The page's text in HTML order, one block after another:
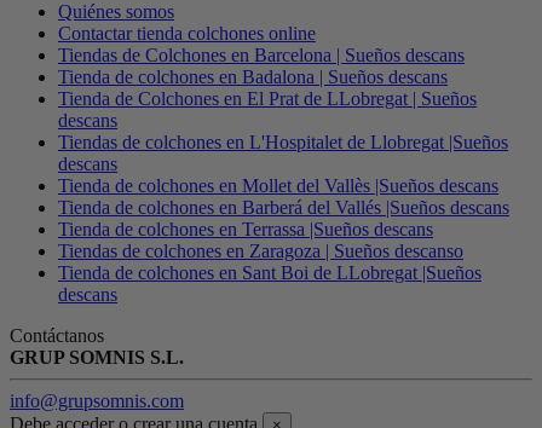
Quiénes somos
Contactar tienda colchones online
Tiendas de Colchones en Barcelona | Sueños descans
Tienda de colchones en Badalona | Sueños descans
Tienda de Colchones en El Prat de LLobregat | Sueños
descans
Tiendas de colchones en L'Hospitalet de Llobregat |Sueños
descans
Tienda de colchones en Mollet del Vallès |Sueños descans
Tienda de colchones en Barberá del Vallés |Sueños descans
Tienda de colchones en Terrassa |Sueños descans
Tiendas de colchones en Zaragoza | Sueños descanso
Tienda de colchones en Sant Boi de LLobregat |Sueños
descans
Contáctanos
GRUP SOMNIS S.L.
info@grupsomnis.com